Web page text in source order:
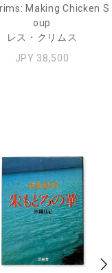
Making Chicken S
oup
レス・クリムス
JPY 38,500